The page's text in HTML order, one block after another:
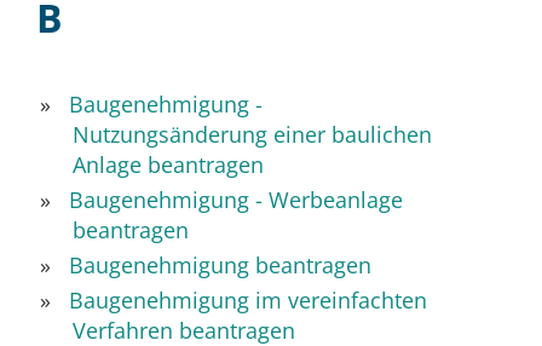
B
Baugenehmigung -
Nutzungsänderung einer baulichen
Anlage beantragen
Baugenehmigung - Werbeanlage
beantragen
Baugenehmigung beantragen
Baugenehmigung im vereinfachten
Verfahren beantragen